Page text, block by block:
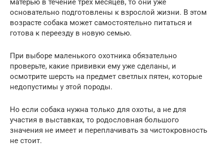
основательно подготовлены к взрослой жизни. В этом
возрасте собака может самостоятельно питаться и
готова к переезду в новую семью.
При выборе маленького охотника обязательно
проверьте, какие прививки ему уже сделаны, и
осмотрите шерсть на предмет светлых пятен, которые
недопустимы у этой породы.
Но если собака нужна только для охоты, а не для
участия в выставках, то родословная большого
значения не имеет и переплачивать за чистокровность
не стоит.